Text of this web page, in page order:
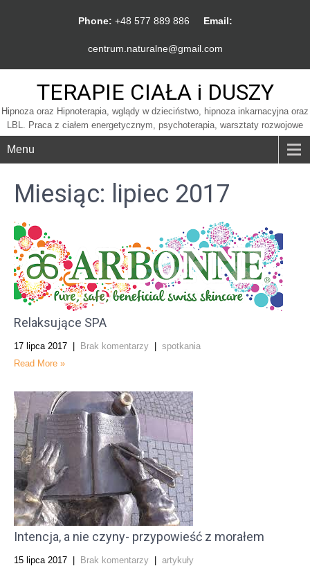
Phone: +48 577 889 886 Email:
centrum.naturalne@gmail.com
TERAPIE CIAŁA i DUSZY
Hipnoza oraz Hipnoterapia, wglądy w dzieciństwo, hipnoza inkarnacyjna oraz
LBL. Praca z ciałem energetycznym, psychoterapia, warsztaty rozwojowe
Menu
Miesiąc: lipiec 2017
Relaksujące SPA
17 lipca 2017 Brak komentarzy
spotkania
Read More »
Intencja, a nie czyny- przypowieść z morałem
15 lipca 2017 Brak komentarzy
artykuły